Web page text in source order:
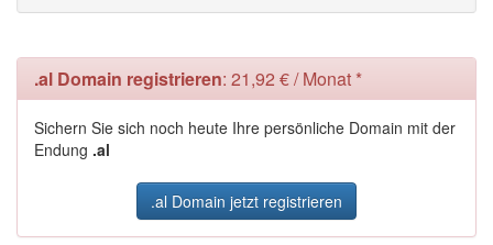
.al Domain registrieren: 21,92 € / Monat *
Sichern Sie sich noch heute Ihre persönliche Domain mit der
Endung .al
.al Domain jetzt registrieren